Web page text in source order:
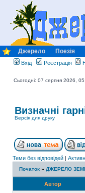
Джерело Поезія
Вхід Реєстрація
Сьогодні: 07 серпня 2026,
Визначні
Версія для друку
Теми без відповідей |
Початок » ДЖЕРЕЛО
Автор